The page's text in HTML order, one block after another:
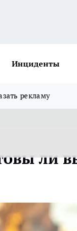
Инциденты
рекламу
ли